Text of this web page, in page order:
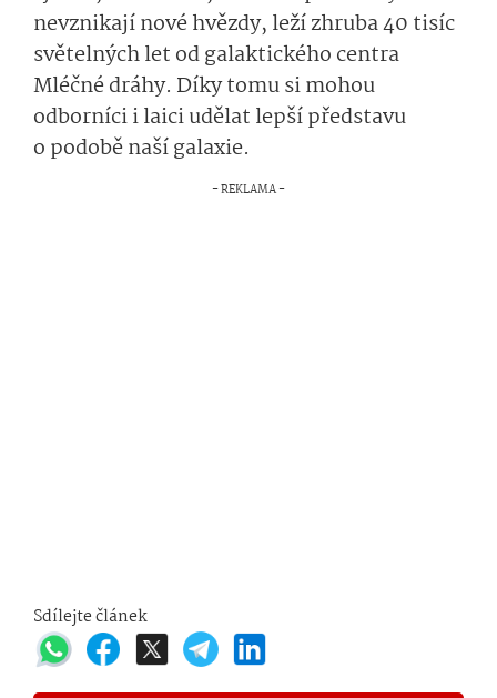
nevznikají nové hvězdy, leží zhruba 40 tisíc
světelných let od galaktického centra
Mléčné dráhy. Díky tomu si mohou
odborníci i laici udělat lepší představu
o podobě naší galaxie.
Sdílejte článek